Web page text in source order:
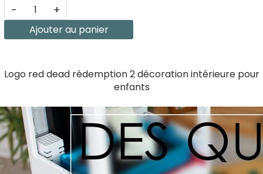
- +
Ajouter au panier
Logo red dead rédemption 2 décoration intérieure pour
enfants